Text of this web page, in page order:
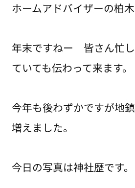
ホームアドバイザーの柏木
年末ですねー 皆さん忙
ていても伝わって来ます。
今年も後わずかですが地
増えました。
今日の写真は神社歴です。